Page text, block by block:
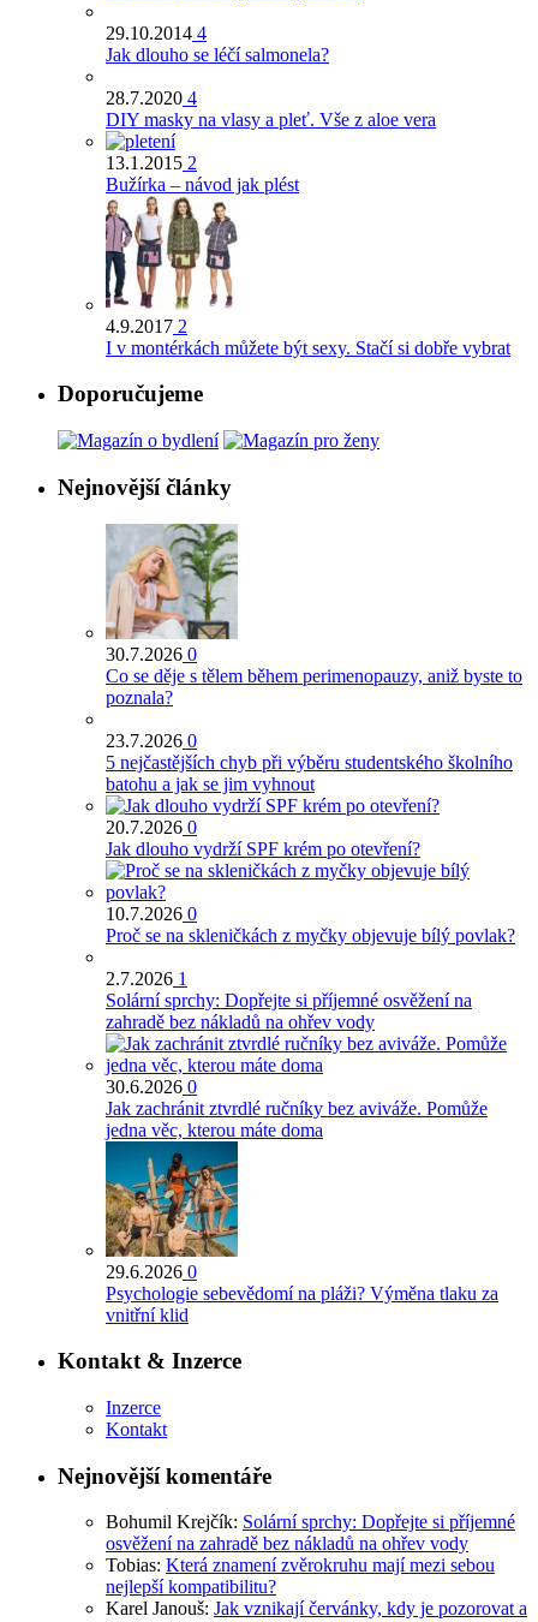
29.10.2014 4
Jak dlouho se léčí salmonela?
28.7.2020 4
DIY masky na vlasy a pleť. Vše z aloe vera
13.1.2015 2
Bužírka – návod jak plést
4.9.2017 2
I v montérkách můžete být sexy. Stačí si dobře vybrat
Doporučujeme
Nejnovější články
30.7.2026 0
Co se děje s tělem během perimenopauzy, aniž byste to
poznala?
23.7.2026 0
5 nejčastějších chyb při výběru studentského školního
batohu a jak se jim vyhnout
20.7.2026 0
Jak dlouho vydrží SPF krém po otevření?
10.7.2026 0
Proč se na skleničkách z myčky objevuje bílý povlak?
2.7.2026 1
Solární sprchy: Dopřejte si příjemné osvěžení na
zahradě bez nákladů na ohřev vody
30.6.2026 0
Jak zachránit ztvrdlé ručníky bez aviváže. Pomůže
jedna věc, kterou máte doma
29.6.2026 0
Psychologie sebevědomí na pláži? Výměna tlaku za
vnitřní klid
Kontakt & Inzerce
Inzerce
Kontakt
Nejnovější komentáře
Bohumil Krejčík: Solární sprchy: Dopřejte si příjemné
osvěžení na zahradě bez nákladů na ohřev vody
Tobias: Která znamení zvěrokruhu mají mezi sebou
nejlepší kompatibilitu?
Karel Janouš: Jak vznikají červánky, kdy je pozorovat a